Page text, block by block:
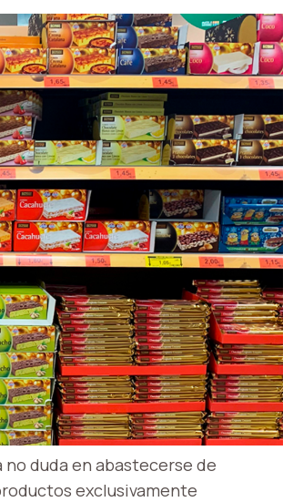
duda en abastecerse de
exclusivamente